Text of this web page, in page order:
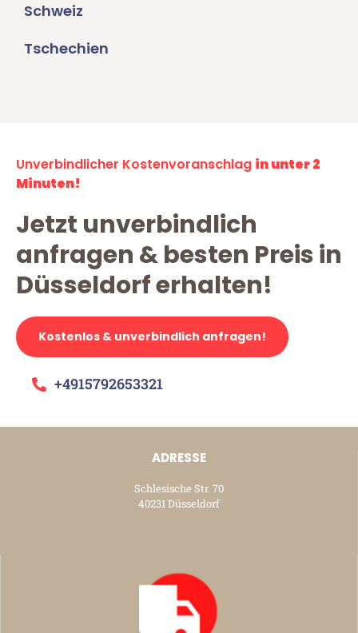
Schweiz
Tschechien
Unverbindlicher Kostenvoranschlag in unter 2
Minuten!
Jetzt unverbindlich
anfragen & besten Preis in
Düsseldorf erhalten!
Kostenlos & unverbindlich anfragen!
+4915792653321
ADRESSE
Schlesische Str. 70
40231 Düsseldorf